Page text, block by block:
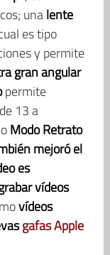
unalente
es tipo
y permite
gran angular
permite
13 a
Modo Retrato
mejoró el
es
vídeos
vídeos
gafas Apple